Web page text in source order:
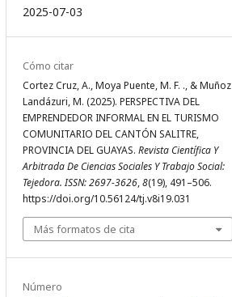
2025-07-03
Cómo citar
Cortez Cruz, A., Moya Puente, M. F. ., & Muñoz
Landázuri, M. (2025). PERSPECTIVA DEL
EMPRENDEDOR INFORMAL EN EL TURISMO
COMUNITARIO DEL CANTÓN SALITRE,
PROVINCIA DEL GUAYAS. Revista Científica Y
Arbitrada De Ciencias Sociales Y Trabajo Social:
Tejedora. ISSN: 2697-3626,8(19), 491–506.
https://doi.org/10.56124/tj.v8i19.031
Más formatos de cita
Número